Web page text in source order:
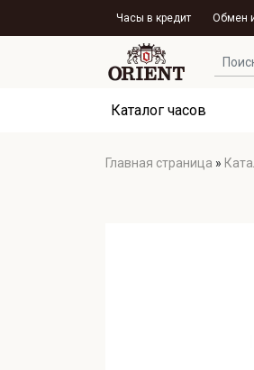
Часы в кредит Обмен
Каталог часов
Главная страница »